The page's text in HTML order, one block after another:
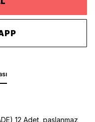
12 Adet, paslanmaz